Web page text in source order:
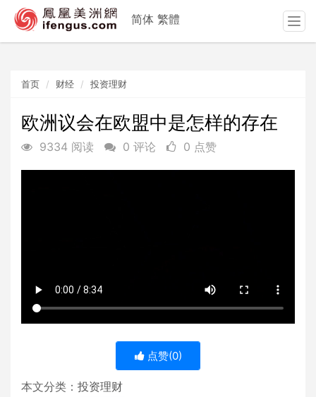
首页 财经 投资理财
欧洲议会在欧盟中是怎样的存在
9334 阅读 0 评论 0 点赞
点赞(0)
本文分类： 投资理财
简体 繁體
T
o